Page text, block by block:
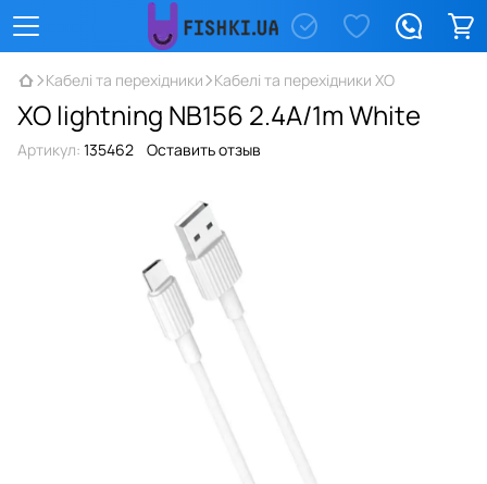
Кабелі та перехідники Кабелі та перехідники XO
XO lightning NB156 2.4A/1m White
Артикул: 135462 Оставить отзыв